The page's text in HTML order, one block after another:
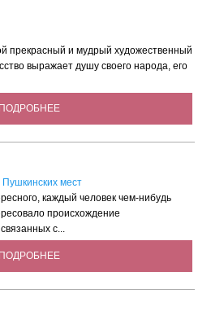
прекрасный и мудрый художественный
выражает душу своего народа, его
ПОДРОБНЕЕ
мест
каждый человек чем-нибудь
происхождение
с...
ПОДРОБНЕЕ